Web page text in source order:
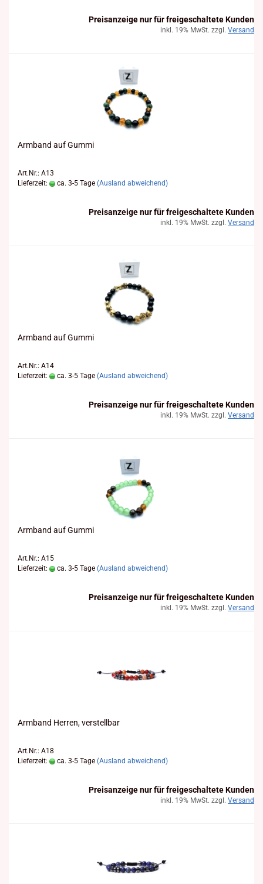
Preisanzeige nur für freigeschaltete Kunden
inkl. 19% MwSt. zzgl. Versand
Arm­band auf Gummi
Art.Nr.: A13
Lieferzeit:
ca. 3-5 Tage (Ausland abweichend)
Preisanzeige nur für freigeschaltete Kunden
inkl. 19% MwSt. zzgl. Versand
Arm­band auf Gummi
Art.Nr.: A14
Lieferzeit:
ca. 3-5 Tage (Ausland abweichend)
Preisanzeige nur für freigeschaltete Kunden
inkl. 19% MwSt. zzgl. Versand
Arm­band auf Gummi
Art.Nr.: A15
Lieferzeit:
ca. 3-5 Tage (Ausland abweichend)
Preisanzeige nur für freigeschaltete Kunden
inkl. 19% MwSt. zzgl. Versand
Arm­band Her­ren, ver­stell­bar
Art.Nr.: A18
Lieferzeit:
ca. 3-5 Tage (Ausland abweichend)
Preisanzeige nur für freigeschaltete Kunden
inkl. 19% MwSt. zzgl. Versand